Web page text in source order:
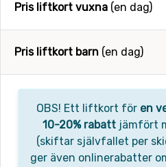
Pris liftkort vuxna (en dag)
Pris liftkort barn (en dag)
OBS! Ett liftkort för en
10-20% rabatt jämfört
(skiftar självfallet per
ger även onlinerabatter